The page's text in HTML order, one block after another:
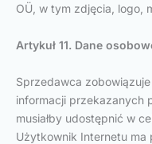
OÜ, w tym zdjęcia, logo,
Artykuł 11. Dane
Sprzedawca
informacji przekazanych
musiałby udostępnić w
Użytkownik Internetu ma